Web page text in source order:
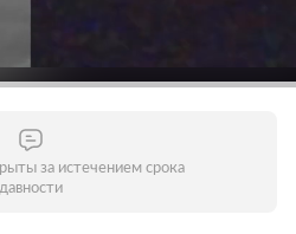
за истечением срока
давности